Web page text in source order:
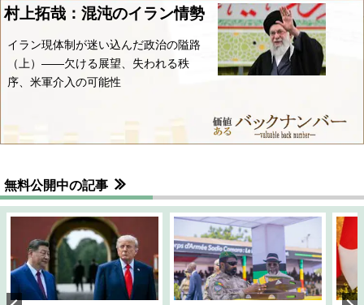
村上拓哉：混沌のイラン情勢
イラン現体制が迷い込んだ政治の隘路
（上）――欠ける展望、失われる秩
序、米軍介入の可能性
無料公開中の記事